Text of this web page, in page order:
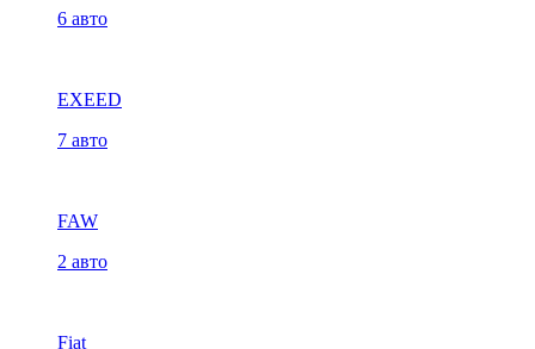
6 авто
EXEED
7 авто
FAW
2 авто
Fiat